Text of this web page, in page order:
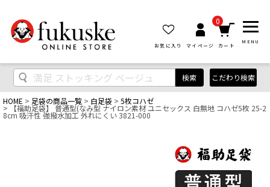
お気に入り マイページ
0
カート
MENU
検索 こだわり検索
HOME 足袋の商品一覧 白足袋 5枚コハゼ
【福助足袋】 普通型(なみ型 ナイロン素材 ユニセックス 白無地 コハゼ5枚 25-2
8cm 吸汗性 強撥水加工 外れにくい 3821-000